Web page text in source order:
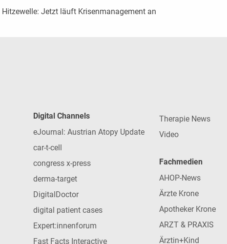
| Hitzewelle: Jetzt läuft Krisenmanagement an
Digital Channels
eJournal: Austrian Atopy Update
car-t-cell
congress x-press
derma-target
DigitalDoctor
digital patient cases
Expert:innenforum
Fast Facts Interactive
Therapie News
Video
Fachmedien
AHOP-News
Ärzte Krone
Apotheker Krone
ARZT & PRAXIS
Ärztin+Kind